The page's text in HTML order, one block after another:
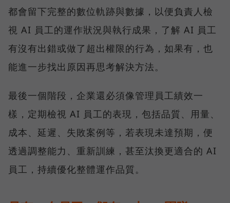
都會留下完整的數位軌跡與數據，以便負責人檢
視 AI 員工的運作狀況與執行成果，了解 AI 員工
有沒有出錯或做了超出權限的行為，如果有，也
能進一步找出原因再思考解決方法。
最後一個階段，企業還必須像管理員工績效一
樣，定期檢視 AI 員工的表現，包括品質、用量、
成本、延遲、失敗案例等，若表現未達預期，便
透過調整能力、重新訓練，甚至汰換更適合的 AI
員工，持續優化整體運作品質。